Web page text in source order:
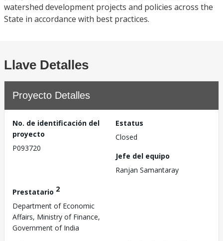
watershed development projects and policies across the
State in accordance with best practices.
Llave Detalles
Proyecto Detalles
No. de identificación del
proyecto
P093720
Estatus
Closed
Jefe del equipo
Ranjan Samantaray
Prestatario 2
Department of Economic
Affairs, Ministry of Finance,
Government of India